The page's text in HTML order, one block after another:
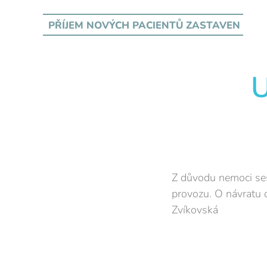
PŘÍJEM NOVÝCH PACIENTŮZASTAVEN
Z důvodu nemoci
provozu. O návratu
Zvíkovská